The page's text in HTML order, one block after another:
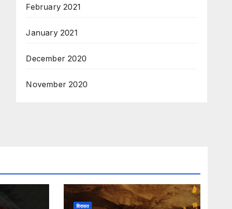
February 2021
January 2021
December 2020
November 2020
विरासत